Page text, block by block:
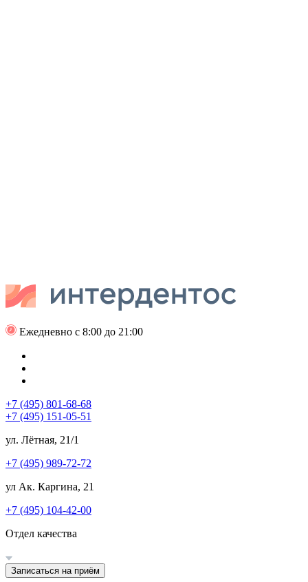
Ежедневно с 8:00 до 21:00
+7 (495) 801-68-68
+7 (495) 151-05-51
ул. Лётная, 21/1
+7 (495) 989-72-72
ул Ак. Каргина, 21
+7 (495) 104-42-00
Отдел качества
Записаться на приём